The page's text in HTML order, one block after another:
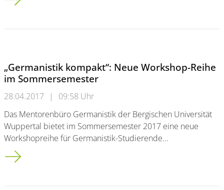
„Germanistik kompakt“: Neue Workshop-Reihe
im Sommersemester
28.04.2017 |
09:58 Uhr
Das Mentorenbüro Germanistik der Bergischen Universität
Wuppertal bietet im Sommersemester 2017 eine neue
Workshopreihe für Germanistik-Studierende…
„Germanistik kompakt“: Neue Workshop-Reihe im